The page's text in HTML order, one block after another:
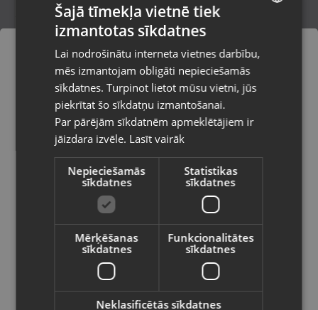
Samsung Galaxy Buds 2 (SM-R177)
Salaspils, Skolas iela 11
Stāvoklis Lietots (Garantija 6 mēneši)
39.00€
Apple Airpods Pro 2nd gen (bezvadu)
Pasūtījumi tiks piegādāti uz
izvēlēto valsti
Vietnes saturs būs attēlots izvēlētajā
valodā
Valsts
Latviešu / Latvian
RUSSIAN
Šajā tīmekļa vietnē tiek
izmantotas sīkdatnes
Lai nodrošinātu interneta vietnes darbību,
mēs izmantojam obligāti nepieciešamās
sīkdatnes. Turpinot lietot mūsu vietni, jūs
piekrītat šo sīkdatņu izmantošanai.
Par pārējām sīkdatnēm apmeklētājiem ir
jāizdara izvēle. Lasīt vairāk
Nepieciešamās
sīkdatnes
Statistikas
sīkdatnes
Mērķēšanas
sīkdatnes
Funkcionalitātes
sīkdatnes
Neklasificētās sīkdatnes